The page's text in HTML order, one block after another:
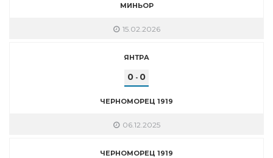
МИНЬОР
15.02.2026
ЯНТРА
0 - 0
ЧЕРНОМОРЕЦ 1919
06.12.2025
ЧЕРНОМОРЕЦ 1919